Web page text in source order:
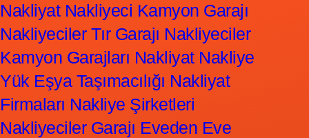
Nakliyat Nakliyeci Kamyon Garajı
Nakliyeciler Tır Garajı Nakliyeciler
Kamyon Garajları Nakliyat Nakliye
Yük Eşya Taşımacılığı Nakliyat
Firmaları Nakliye Şirketleri
Nakliyeciler Garajı Eveden Eve